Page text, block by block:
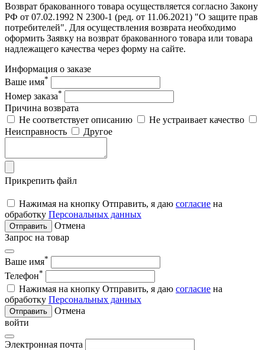
Возврат бракованного товара осуществляется согласно Закону
РФ от 07.02.1992 N 2300-1 (ред. от 11.06.2021) "О защите прав
потребителей". Для осуществления возврата необходимо
оформить Заявку на возврат бракованного товара или товара
надлежащего качества через форму на сайте.
Информация о заказе
Ваше имя*
Номер заказа*
Причина возврата
Не соответствует описанию
Не устраивает качество
Неисправность
Другое
Прикрепить файл
Нажимая на кнопку Отправить, я даю согласие на
обработку Персональных данных
Отправить
Отмена
Запрос на товар
Ваше имя*
Телефон*
Нажимая на кнопку Отправить, я даю согласие на
обработку Персональных данных
Отправить
Отмена
войти
Электронная почта